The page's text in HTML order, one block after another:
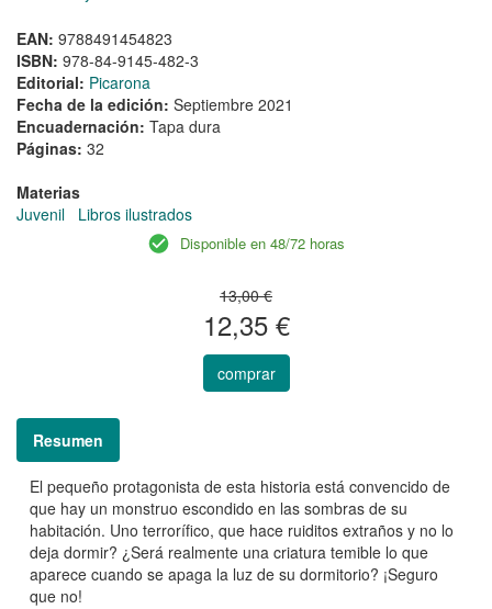
EAN: 9788491454823
ISBN: 978-84-9145-482-3
Editorial: Picarona
Fecha de la edición: Septiembre 2021
Encuadernación: Tapa dura
Páginas: 32
Materias
Juvenil
Libros ilustrados
Disponible en 48/72 horas
13,00 €
12,35 €
comprar
Resumen
El pequeño protagonista de esta historia está convencido de
que hay un monstruo escondido en las sombras de su
habitación. Uno terrorífico, que hace ruiditos extraños y no lo
deja dormir? ¿Será realmente una criatura temible lo que
aparece cuando se apaga la luz de su dormitorio? ¡Seguro
que no!